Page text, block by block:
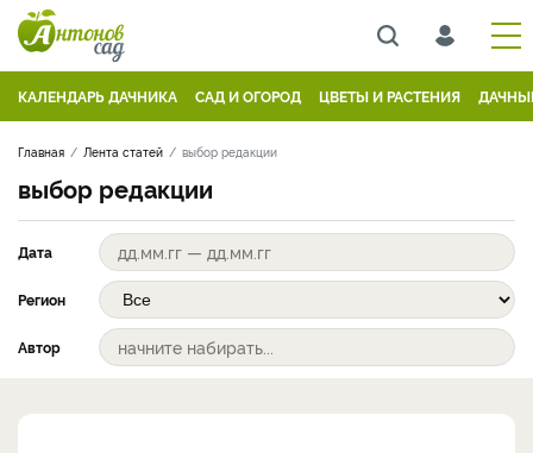
КАЛЕНДАРЬ ДАЧНИКА САД И ОГОРОД ЦВЕТЫ И РАСТЕНИЯ
Главная Лента статей выбор редакции
выбор редакции
Дата
Регион
Автор